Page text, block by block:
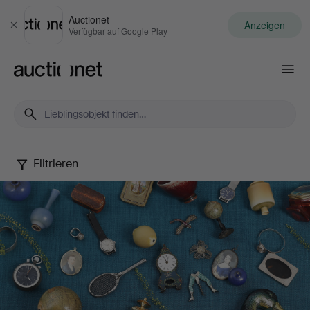
Schließen
Auctionet
Verfügbar auf Google Play Anzeigen
Small
Treasures
Filtrieren